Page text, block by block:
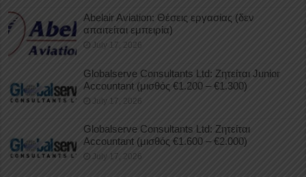
Abelair Aviation: Θέσεις εργασίας (δεν
απαιτείται εμπειρία)
July 17, 2026
Globalserve Consultants Ltd: Ζητείται Junior
Accountant (μισθός €1.200 – €1.300)
July 17, 2026
Globalserve Consultants Ltd: Ζητείται
Accountant (μισθός €1.600 – €2.000)
July 17, 2026